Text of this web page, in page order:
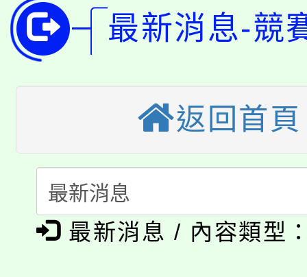
田徑場及游泳池舉行。
桃園市低收入戶享有免
視費優惠，中低收入戶
半價優惠，詳情可洽有
大園自造教育及科技中
份教師增能研習
份教師研習
淨零綠生活教案入校路
會
程
「本色祭」8/29、30在
場熱烈登場!
8/21下午1時於龍潭區
YOUNG桃局內行報名
最新消息-競
返回首頁
最新消息 / 內容類型